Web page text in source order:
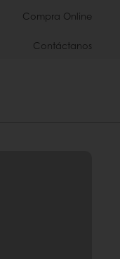
Compra Online
Contáctanos